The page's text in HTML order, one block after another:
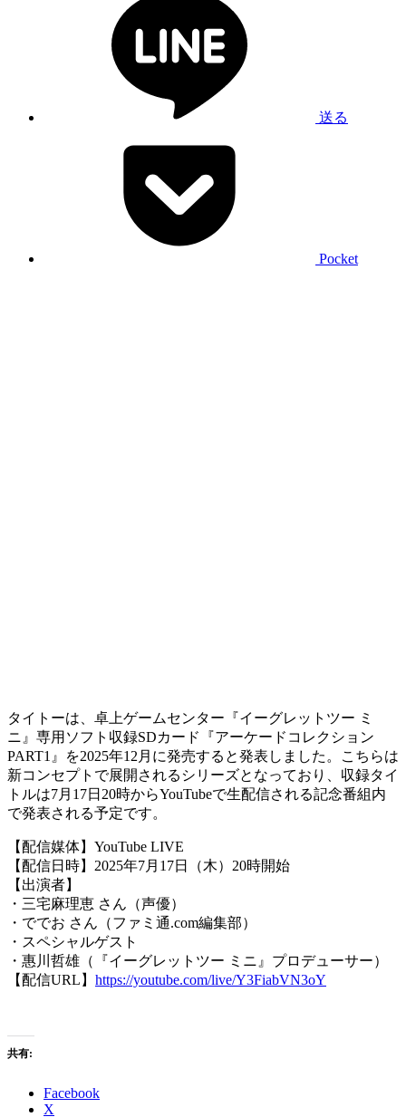
送る
Pocket
タイトーは、卓上ゲームセンター『イーグレットツー ミ
ニ』専用ソフト収録SDカード『アーケードコレクション
PART1』を2025年12月に発売すると発表しました。こちらは
新コンセプトで展開されるシリーズとなっており、収録タイ
トルは7月17日20時からYouTubeで生配信される記念番組内
で発表される予定です。
【配信媒体】YouTube LIVE
【配信日時】2025年7月17日（木）20時開始
【出演者】
・三宅麻理恵 さん（声優）
・ででお さん（ファミ通.com編集部）
・スペシャルゲスト
・惠川哲雄（『イーグレットツー ミニ』プロデューサー）
【配信URL】 https://youtube.com/live/Y3FiabVN3oY
共有:
Facebook
X